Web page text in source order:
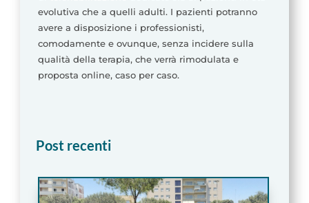
evolutiva che a quelli adulti. I pazienti potranno
avere a disposizione i professionisti,
comodamente e ovunque, senza incidere sulla
qualità della terapia, che verrà rimodulata e
proposta online, caso per caso.
Post recenti